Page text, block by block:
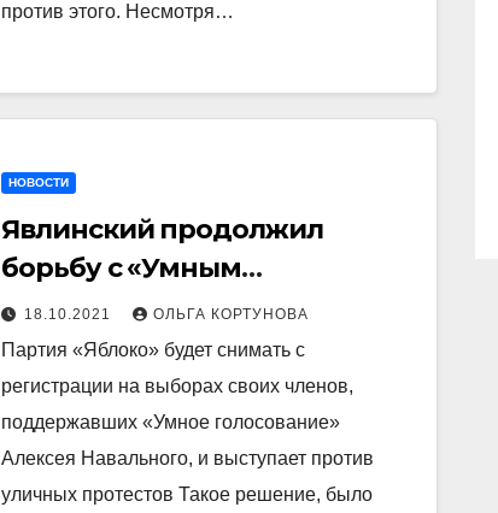
против этого. Несмотря…
НОВОСТИ
Явлинский продолжил
борьбу с «Умным
голосованием» Навального,
яблочникам запрещено даже
думать о нем
18.10.2021 ОЛЬГА КОРТУНОВА
Партия «Яблоко» будет снимать с
регистрации на выборах своих членов,
поддержавших «Умное голосование»
Алексея Навального, и выступает против
уличных протестов Такое решение, было